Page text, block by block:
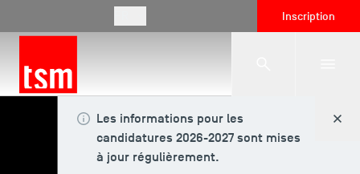
Inscription
Les informations pour les
candidatures 2026-2027 sont mises
à jour régulièrement.